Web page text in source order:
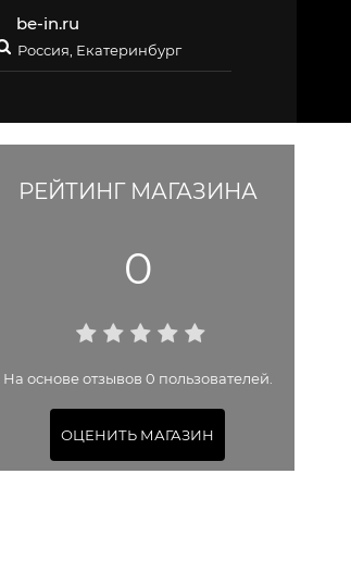
be-in.ru
Россия, Екатеринбург
РЕЙТИНГ МАГАЗИНА
0
На основе отзывов 0 пользователей.
ОЦЕНИТЬ МАГАЗИН